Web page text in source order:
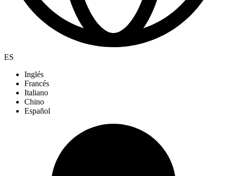
ES
Inglés
Francés
Italiano
Chino
Español